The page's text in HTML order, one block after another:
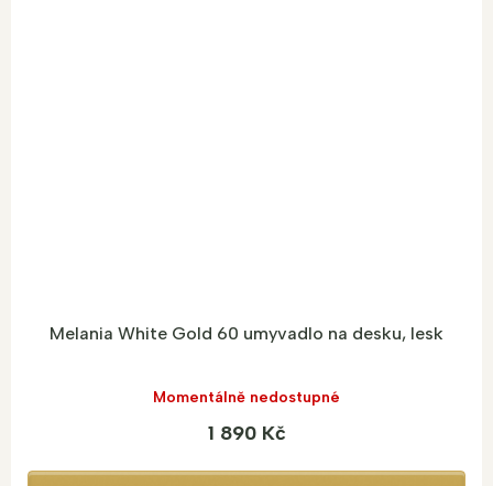
Melania White Gold 60 umyvadlo na desku, lesk
Momentálně nedostupné
1 890 Kč